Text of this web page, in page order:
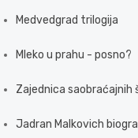
Medvedgrad trilogija
Mleko u prahu - posno?
Zajednica saobraćajnih
Jadran Malkovich